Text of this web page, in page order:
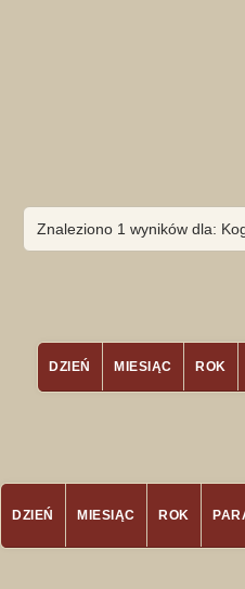
Znaleziono 1 wyników dla:
DZIEŃ MIESIĄC ROK
DZIEŃ MIESIĄC ROK